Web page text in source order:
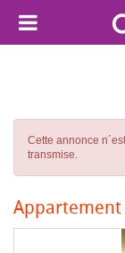
Cette annonce
transmise.
Appartement